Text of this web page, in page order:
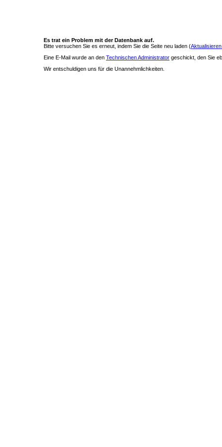
Es trat ein Problem mit der Datenbank auf.
Bitte versuchen Sie es erneut, indem Sie die Seite neu laden (
Eine E-Mail wurde an den Technischen Administrator geschickt, den Sie
Wir entschuldigen uns für die Unannehmlichkeiten.